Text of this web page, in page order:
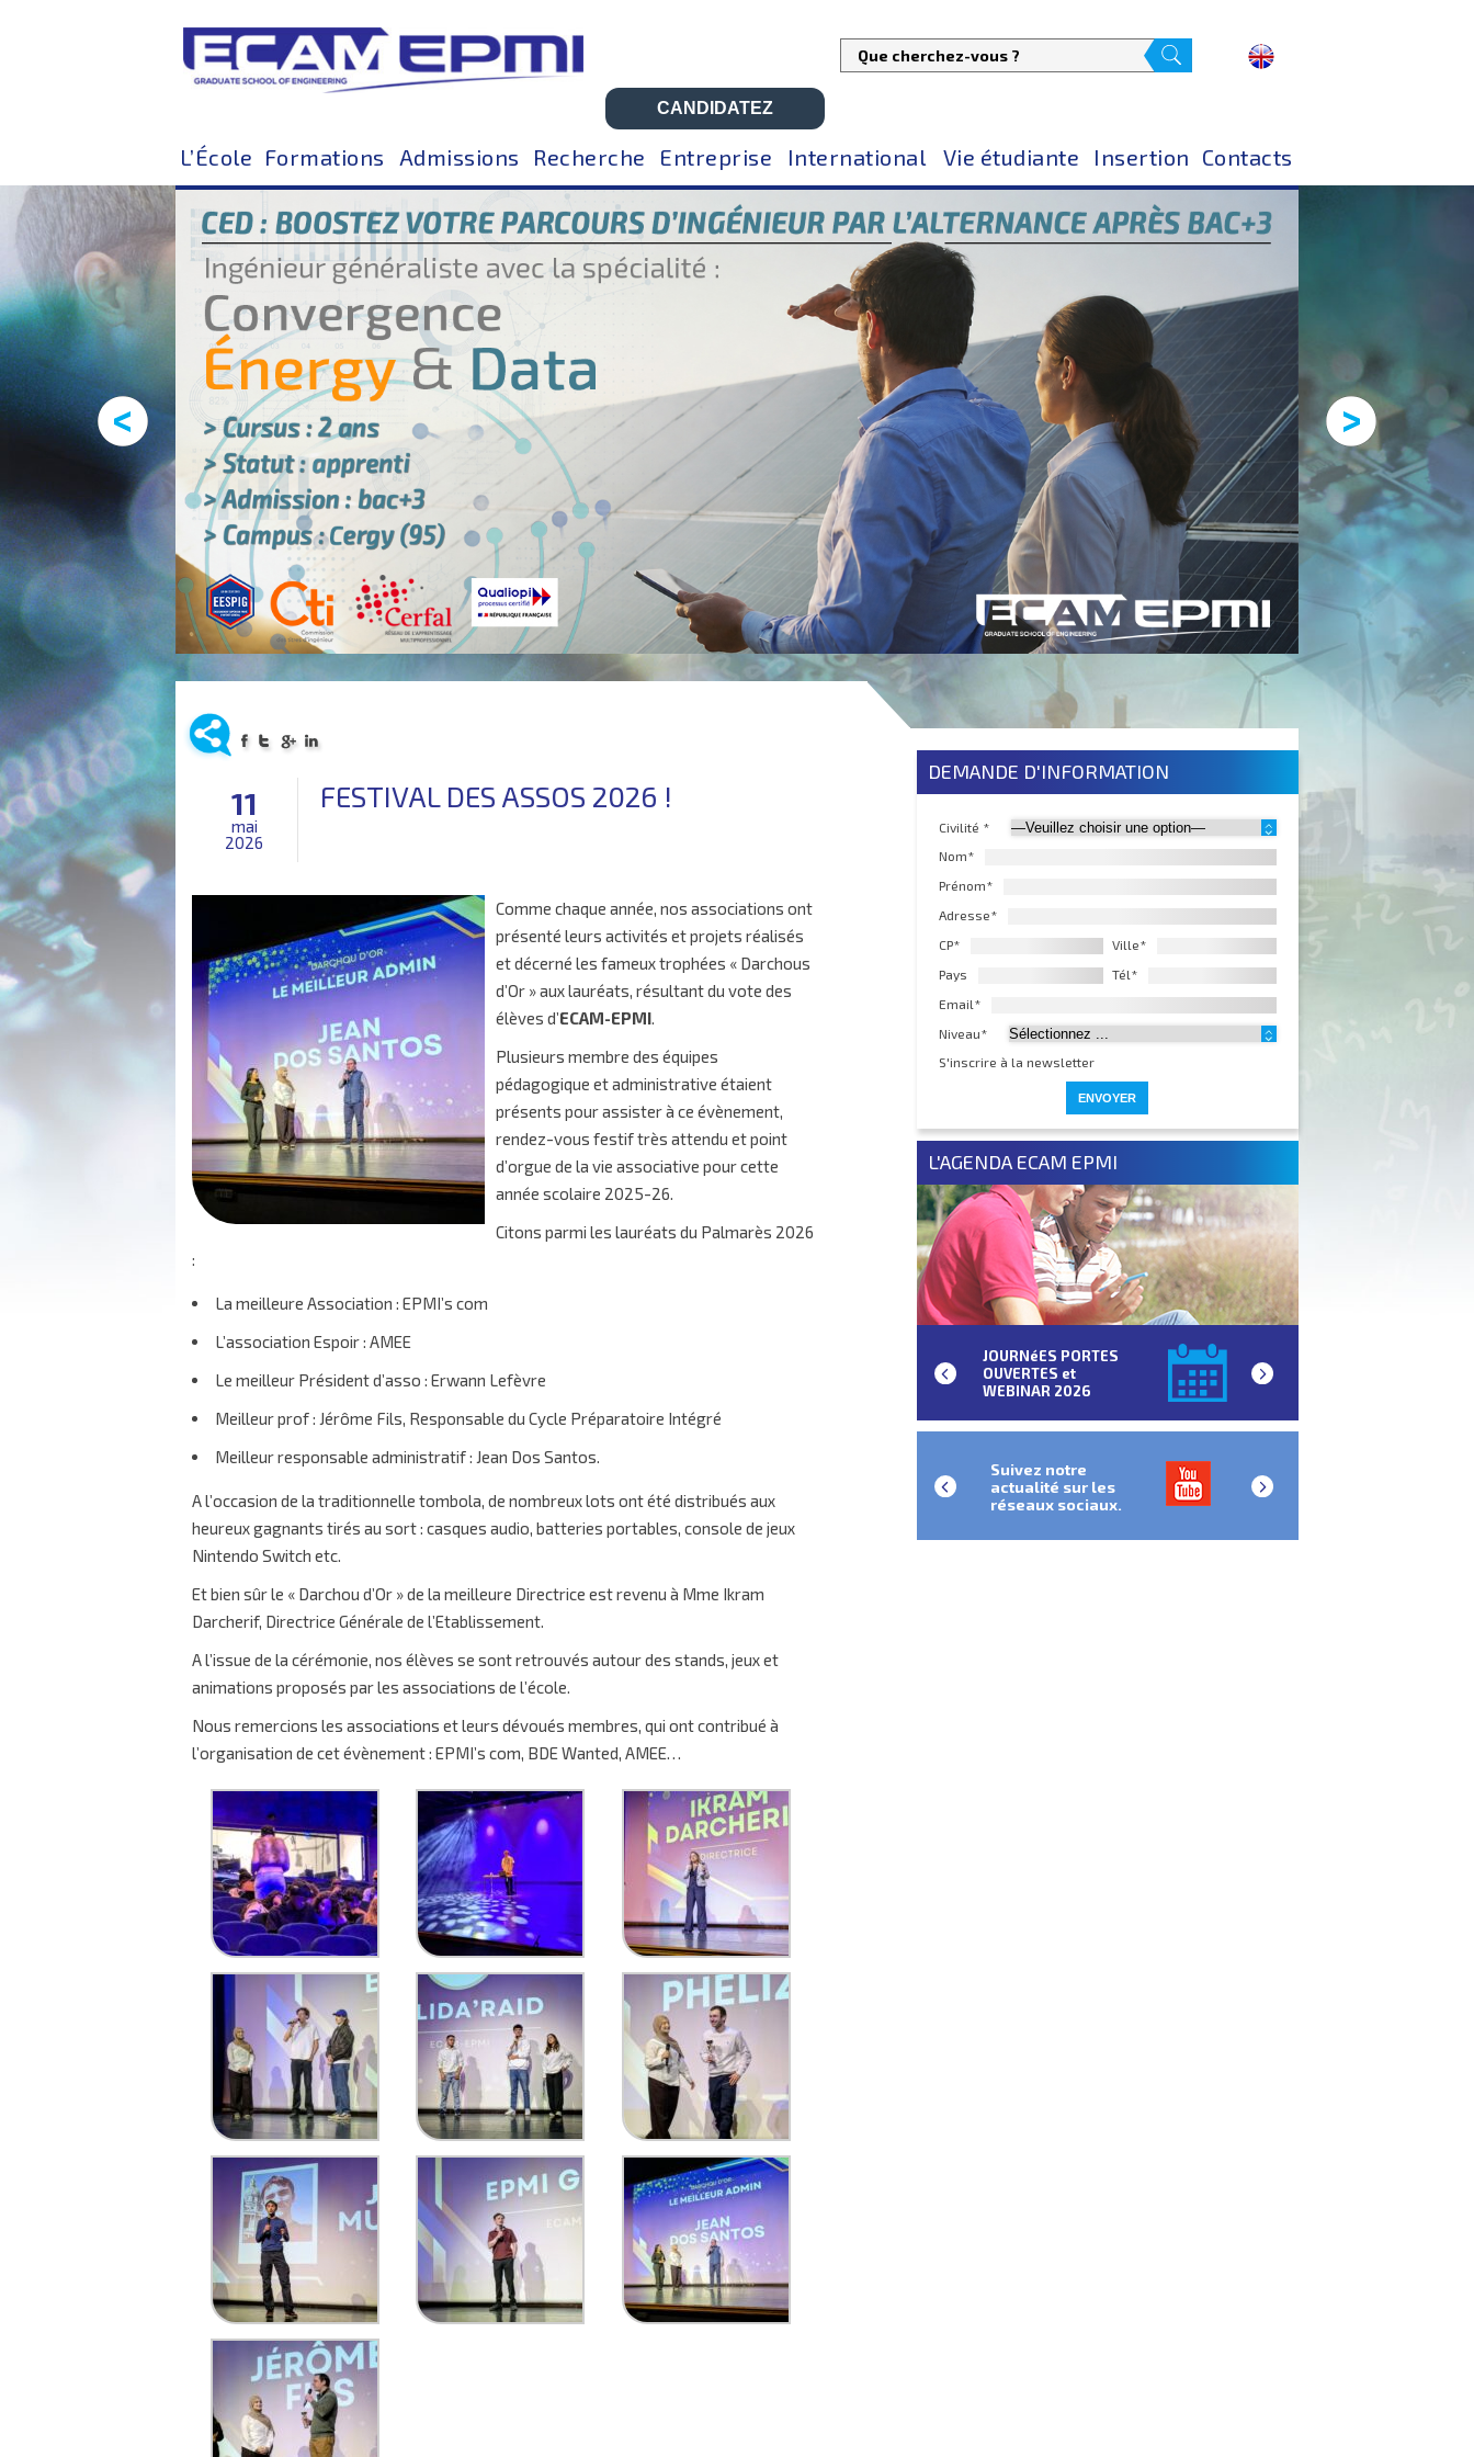
CANDIDATEZ
L’École Formations Admissions Recherche Entreprise International Vie étudiante Insertion Contacts
11
mai
2026
FESTIVAL DES ASSOS 2026 !
Comme chaque année, nos associations ont
présenté leurs activités et projets réalisés
et décerné les fameux trophées « Darchous
d’Or » aux lauréats, résultant du vote des
élèves d’ECAM-EPMI.
Plusieurs membre des équipes
pédagogique et administrative étaient
présents pour assister à ce évènement,
rendez-vous festif très attendu et point
d’orgue de la vie associative pour cette
année scolaire 2025-26.
Citons parmi les lauréats du Palmarès 2026
:
La meilleure Association : EPMI’s com
L’association Espoir : AMEE
Le meilleur Président d’asso : Erwann Lefèvre
Meilleur prof : Jérôme Fils, Responsable du Cycle Préparatoire Intégré
Meilleur responsable administratif : Jean Dos Santos.
A l’occasion de la traditionnelle tombola, de nombreux lots ont été distribués aux
heureux gagnants tirés au sort : casques audio, batteries portables, console de jeux
Nintendo Switch etc.
Et bien sûr le « Darchou d’Or » de la meilleure Directrice est revenu à Mme Ikram
Darcherif, Directrice Générale de l’Etablissement.
A l’issue de la cérémonie, nos élèves se sont retrouvés autour des stands, jeux et
animations proposés par les associations de l’école.
Nous remercions les associations et leurs dévoués membres, qui ont contribué à
l’organisation de cet évènement : EPMI’s com, BDE Wanted, AMEE…
DEMANDE D'INFORMATION
Civilité *
Nom*
Prénom*
Adresse*
CP*
Ville*
Pays
Tél*
Email*
Niveau*
S'inscrire à la newsletter
L'AGENDA ECAM EPMI
JOURNéES PORTES
OUVERTES et
WEBINAR 2026
Suivez notre
actualité sur les
réseaux sociaux.